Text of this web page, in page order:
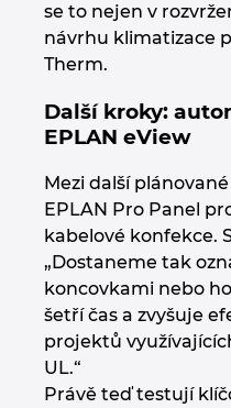
se to nejen v
návrhu klimatizace
Therm.
Další kroky:
EPLAN eView
Mezi další
EPLAN Pro Panel
kabelové konfekce.
„Dostaneme tak
koncovkami nebo
šetří čas a zvyšuje
projektů
UL.“
Právě teď testují